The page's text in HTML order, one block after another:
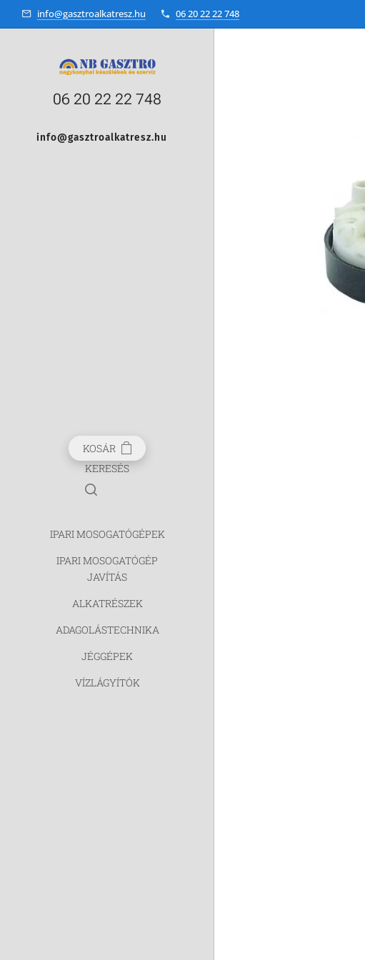
info@gasztroalkatresz.hu 06 20 22 22 748
06 20 22 22 748
info@gasztroalkatresz.hu
KOSÁR
KERESÉS
IPARI MOSOGATÓGÉPEK
IPARI MOSOGATÓGÉP
JAVÍTÁS
ALKATRÉSZEK
ADAGOLÁSTECHNIKA
JÉGGÉPEK
VÍZLÁGYÍTÓK